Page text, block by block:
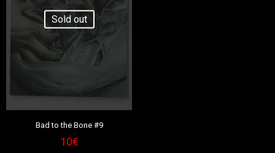
Sold out
Bad to the Bone #9
10€